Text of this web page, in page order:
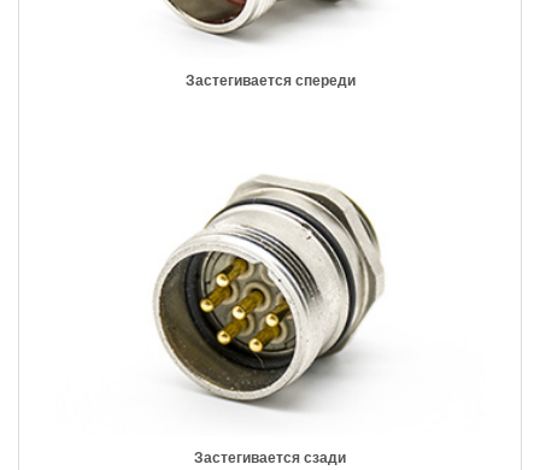
Застегивается спереди
Застегивается сзади